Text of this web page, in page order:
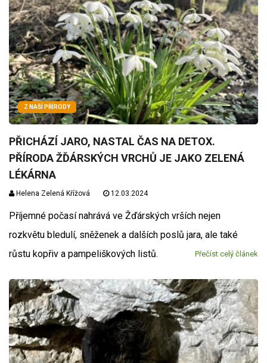
Z NAŠÍ PŘÍRODY
PŘICHÁZÍ JARO, NASTAL ČAS NA DETOX.
PŘÍRODA ŽĎÁRSKÝCH VRCHŮ JE JAKO ZELENÁ
LÉKÁRNA
Helena Zelená Křížová 12.03.2024
Příjemné počasí nahrává ve Žďárských vrších nejen
rozkvětu bledulí, sněženek a dalších poslů jara, ale také
růstu kopřiv a pampeliškových listů.
Přečíst celý článek